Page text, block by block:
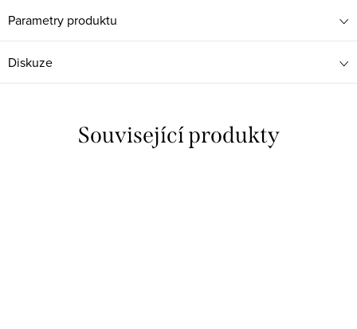
Parametry produktu
Diskuze
Související produkty